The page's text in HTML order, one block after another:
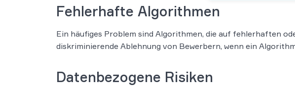
Fehlerhafte Algorithmen
Ein häufiges Problem sind Algorithmen, die auf fehlerhaften
diskriminierende Ablehnung von Bewerbern, wenn ein
Datenbezogene Risiken